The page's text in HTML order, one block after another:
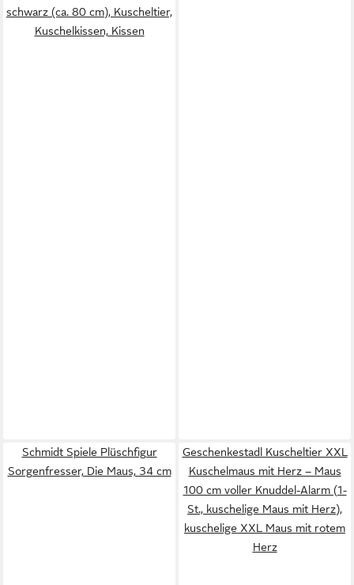
schwarz (ca. 80 cm), Kuscheltier,
Kuschelkissen, Kissen
Schmidt Spiele Plüschfigur
Sorgenfresser, Die Maus, 34 cm
Geschenkestadl Kuscheltier XXL
Kuschelmaus mit Herz – Maus
100 cm voller Knuddel-Alarm (1-
St., kuschelige Maus mit Herz),
kuschelige XXL Maus mit rotem
Herz